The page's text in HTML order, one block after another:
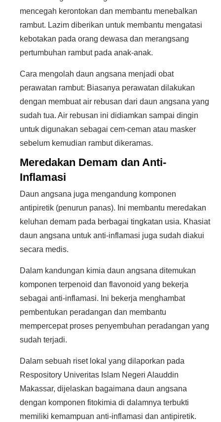
mencegah kerontokan dan membantu menebalkan
rambut. Lazim diberikan untuk membantu mengatasi
kebotakan pada orang dewasa dan merangsang
pertumbuhan rambut pada anak-anak.
Cara mengolah daun angsana menjadi obat
perawatan rambut: Biasanya perawatan dilakukan
dengan membuat air rebusan dari daun angsana yang
sudah tua. Air rebusan ini didiamkan sampai dingin
untuk digunakan sebagai cem-ceman atau masker
sebelum kemudian rambut dikeramas.
Meredakan Demam dan Anti-
Inflamasi
Daun angsana juga mengandung komponen
antipiretik (penurun panas). Ini membantu meredakan
keluhan demam pada berbagai tingkatan usia. Khasiat
daun angsana untuk anti-inflamasi juga sudah diakui
secara medis.
Dalam kandungan kimia daun angsana ditemukan
komponen terpenoid dan flavonoid yang bekerja
sebagai anti-inflamasi. Ini bekerja menghambat
pembentukan peradangan dan membantu
mempercepat proses penyembuhan peradangan yang
sudah terjadi.
Dalam sebuah riset lokal yang dilaporkan pada
Respository Univeritas Islam Negeri Alauddin
Makassar, dijelaskan bagaimana daun angsana
dengan komponen fitokimia di dalamnya terbukti
memiliki kemampuan anti-inflamasi dan antipiretik.